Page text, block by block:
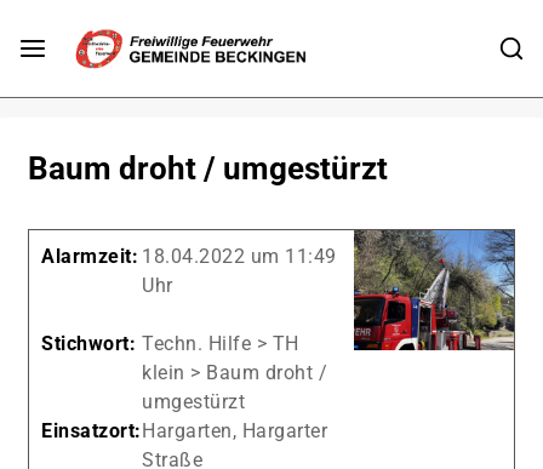
Baum droht / umgestürzt
Alarmzeit: 18.04.2022 um 11:49
Uhr
Stichwort: Techn. Hilfe > TH
klein > Baum droht /
umgestürzt
Einsatzort:Hargarten, Hargarter
Straße